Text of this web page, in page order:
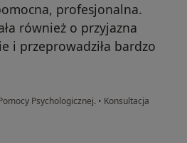
profesjonalna.
również o przyjazna
i przeprowadziła bardzo
Psychologicznej. • Konsultacja